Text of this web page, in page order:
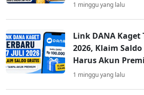
1 minggu yang lalu
Link DANA Kaget
2026, Klaim
Harus Akun
1 minggu yang lalu